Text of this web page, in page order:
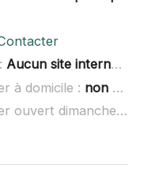
Aucun site internet connu
à domicile : non renseigné
Liegeois Olivier ouvert dimanche :